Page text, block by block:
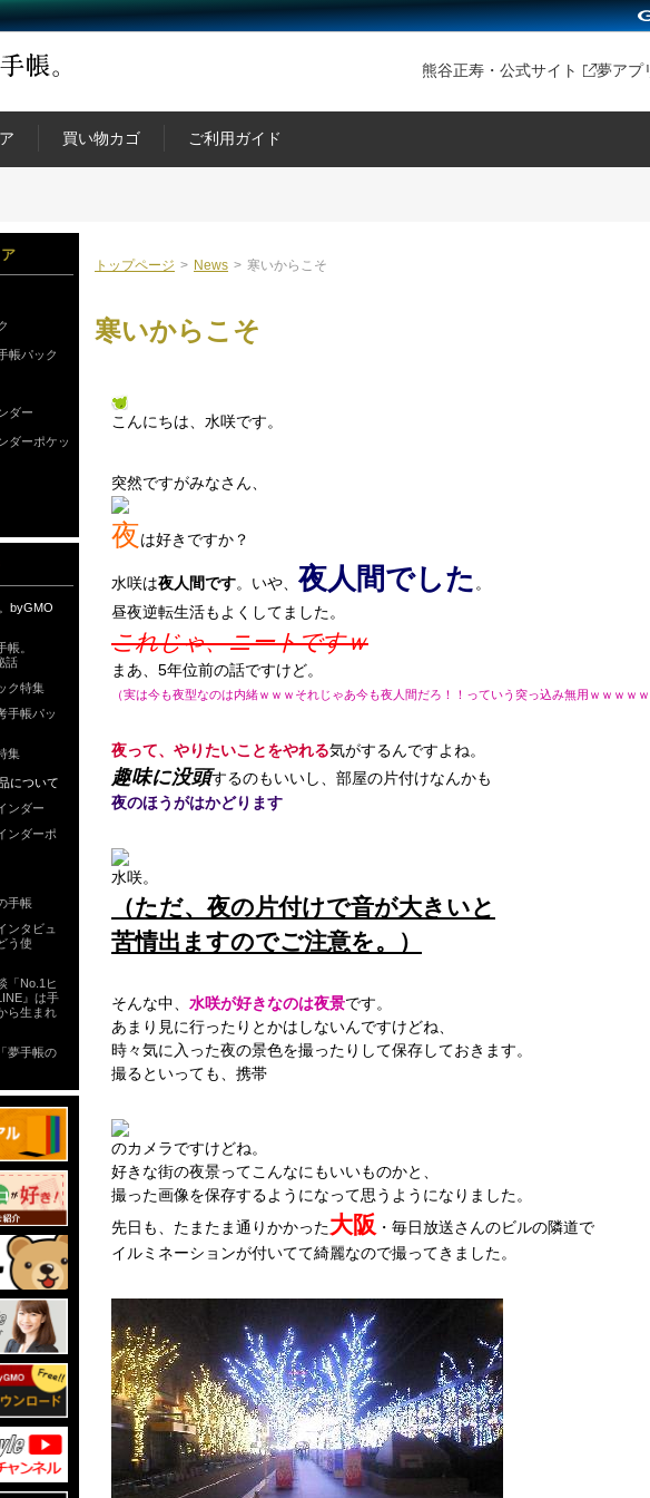
熊谷正寿・公式サイト 夢アプ
買い物カゴ ご利用ガイド
帳パック
ダー
ダーポケッ
byGMO
帳。
話
ク特集
手帳パッ
集
について
ンダー
ンダーポ
手帳
ンタビュ
う使
「No.1ヒ
』は手
ら生まれ
夢手帳の
トップページ > News > 寒いからこそ
寒いからこそ
こんにちは、水咲です。
突然ですがみなさん、
夜は好きですか？
水咲は夜人間です。いや、 夜人間でした 。
昼夜逆転生活もよくしてました。
これじゃ、ニートですｗ
まあ、5年位前の話ですけど。
（実は今も夜型なのは内緒ｗｗｗそれじゃあ今も夜人間だろ！！っていう突っ込み無用ｗｗｗｗ
夜って、やりたいことをやれる気がするんですよね。
趣味に没頭するのもいいし、部屋の片付けなんかも
夜のほうがはかどります
水咲。
（ただ、夜の片付けで音が大きいと
苦情出ますのでご注意を。）
そんな中、 水咲が好きなのは夜景です。
あまり見に行ったりとかはしないんですけどね、
時々気に入った夜の景色を撮ったりして保存しておきます。
撮るといっても、携帯
のカメラですけどね。
好きな街の夜景ってこんなにもいいものかと、
撮った画像を保存するようになって思うようになりました。
先日も、たまたま通りかかった大阪 ・毎日放送さんのビルの隣道で
イルミネーションが付いてて綺麗なので撮ってきました。